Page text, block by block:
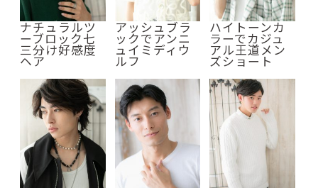
ナチュラルツ
ーブロック七
三分け好感度
ヘア
アッシュブラ
ックでアンニ
ュイミディウ
ルフ
ハイトーンカ
ラーでカジュ
アル王道メン
ズショート